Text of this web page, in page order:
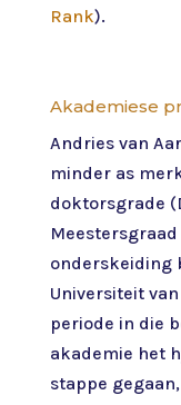
Rank).
Akademiese
Andries van
minder as
doktorsgrade
onderskeiding
Universiteit
periode in die
akademie het
stappe